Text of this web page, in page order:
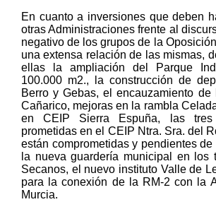
En cuanto a inversiones que deben
otras Administraciones frente al
negativo de los grupos de la
una extensa relación de las mismas,
ellas la ampliación del Parque
100.000 m2., la construcción de
Berro y Gebas, el encauzamiento de
Cañarico, mejoras en la rambla
en CEIP Sierra Espuña, las tres
prometidas en el CEIP Ntra. Sra. del
están comprometidas y pendientes de
la nueva guardería municipal en los
Secanos, el nuevo instituto Valle de
para la conexión de la RM-2 con la
Murcia.